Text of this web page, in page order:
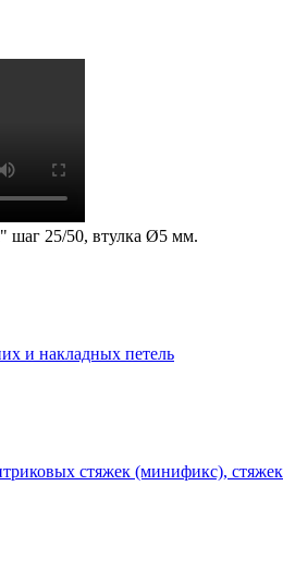
шаг 25/50, втулка Ø5 мм.
и накладных петель
стяжек (минификс),